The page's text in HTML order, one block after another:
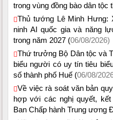
trong vùng đồng bào dân tộc
Thủ tướng Lê Minh Hưng:
ninh AI quốc gia và năng
trong năm 2027 (06/08/2026)
Thứ trưởng Bộ Dân tộc và
biểu người có uy tín tiêu
số thành phố Huế (06/08/
Về việc rà soát văn bản
hợp với các nghị quyết,
Ban Chấp hành Trung ương